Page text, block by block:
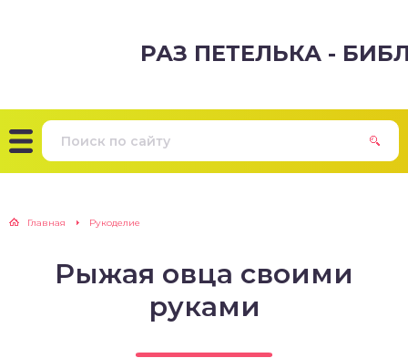
РАЗ ПЕТЕЛЬКА -
Главная Рукоделие
Рыжая овца своими
руками